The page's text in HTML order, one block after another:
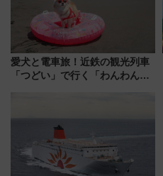
愛犬と電車旅！近鉄の観光列車
「つどい」で行く「わんわん列